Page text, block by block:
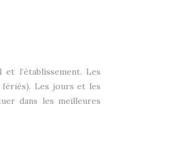
l’établissement. Les
fériés). Les jours et les
dans les meilleures